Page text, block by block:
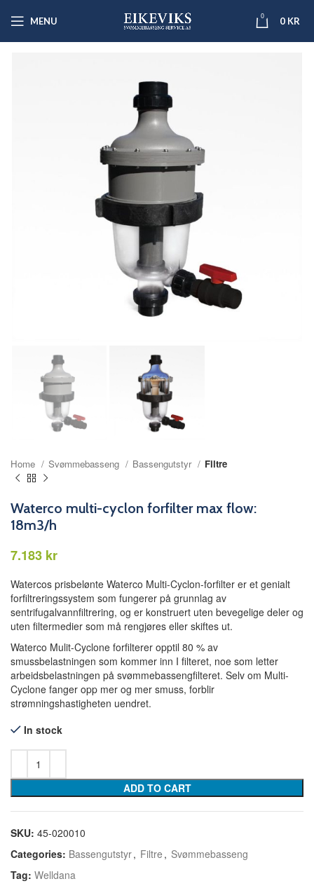
MENU 0 0 KR
Home Svømmebasseng Bassengutstyr Filtre
Waterco multi-cyclon forfilter max flow:
18m3/h
kr
Watercos prisbelønte Waterco Multi-Cyclon-forfilter er et genialt
forfiltreringssystem som fungerer på grunnlag av
sentrifugalvannfiltrering, og er konstruert uten bevegelige deler og
uten filtermedier som må rengjøres eller skiftes ut.
Waterco Mulit-Cyclone forfilterer opptil 80 % av
smussbelastningen som kommer inn I filteret, noe som letter
arbeidsbelastningen på svømmebassengfilteret. Selv om Multi-
Cyclone fanger opp mer og mer smuss, forblir
strømningshastigheten uendret.
In stock
ADD TO CART
SKU: 45-020010
Categories: Bassengutstyr, Filtre , Svømmebasseng
Tag: Welldana